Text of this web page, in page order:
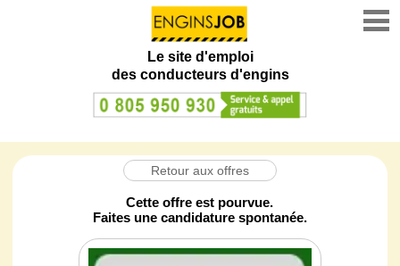
Le site d'emploi
des conducteurs d'engins
Retour aux offres
Cette offre est pourvue.
Faites une candidature spontanée.